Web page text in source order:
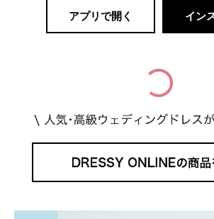
アプリで開く イン